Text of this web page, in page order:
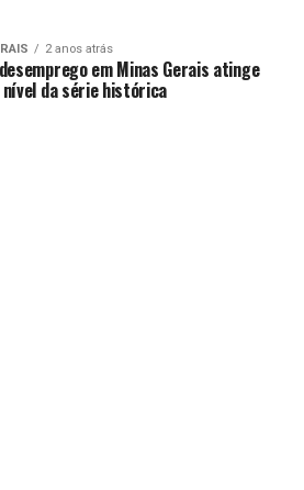
2 anos atrás
em Minas Gerais atinge
nível da série histórica